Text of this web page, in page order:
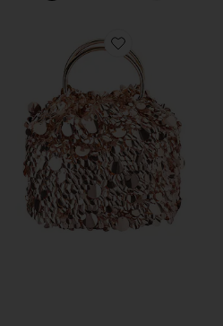
Favorite VERA スパ